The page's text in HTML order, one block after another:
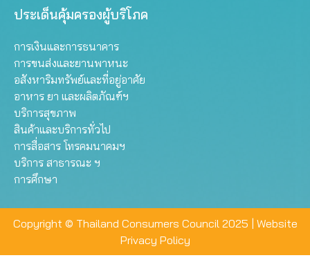
ประเด็นคุ้มครองผู้บริโภค
การเงินและการธนาคาร
การขนส่งและยานพาหนะ
อสังหาริมทรัพย์และที่อยู่อาศัย
อาหาร ยา และผลิตภัณฑ์ฯ
บริการสุขภาพ
สินค้าและบริการทั่วไป
การสื่อสาร โทรคมนาคมฯ
บริการ สาธารณะ ฯ
การศึกษา
Copyright © Thailand Consumers Council 2025 | Website
Privacy Policy